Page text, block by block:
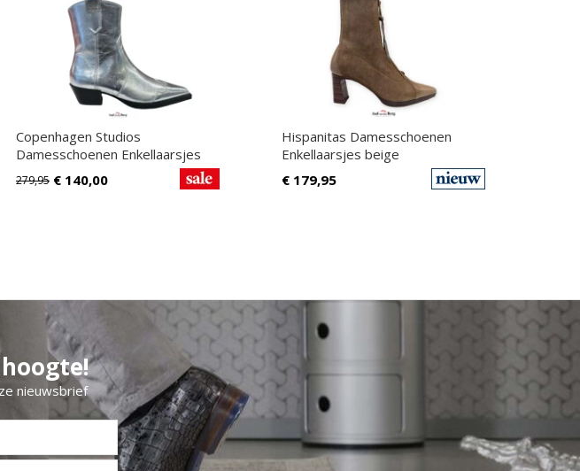
Copenhagen Studios
Damesschoenen Enkellaarsjes
zilver
279,95 € 140,00
Hispanitas Damesschoenen
Enkellaarsjes beige
€ 179,95
nieuwsbrief